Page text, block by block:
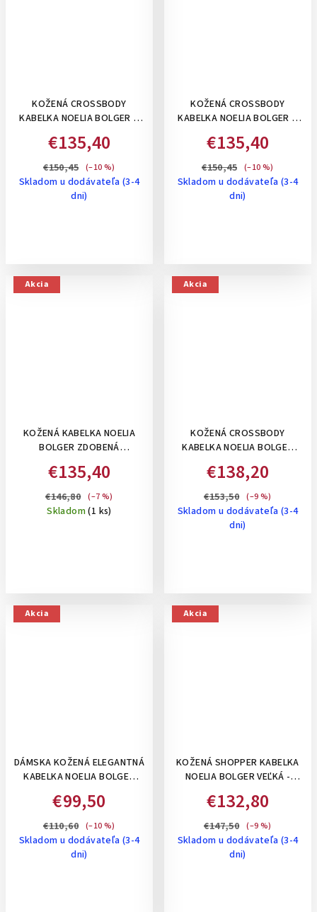
KOŽENÁ CROSSBODY
KABELKA NOELIA BOLGER S
PERFOROVANÝM VZOROM-
HORČICOVO ŽLTÁ
€135,40
€150,45 (–10 %)
Skladom u dodávateľa (3-4
dni)
KOŽENÁ CROSSBODY
KABELKA NOELIA BOLGER S
PERFOROVANÝM VZOROM-
TMAVO HNEDÁ
€135,40
€150,45 (–10 %)
Skladom u dodávateľa (3-4
dni)
Akcia
KOŽENÁ KABELKA NOELIA
BOLGER ZDOBENÁ
STREDNÁ S 2 RAMIENKAMI -
ČIERNA
€135,40
€146,80 (–7 %)
Skladom(1 ks)
Akcia
KOŽENÁ CROSSBODY
KABELKA NOELIA BOLGER
PREPLETANÝMI PRUHMY-
ČERVENÁ
€138,20
€153,50 (–9 %)
Skladom u dodávateľa (3-4
dni)
Akcia
DÁMSKA KOŽENÁ ELEGANTNÁ
KABELKA NOELIA BOLGER
ODNÍMATEĽNÝM DLHÝM
RAMIENKOM - BEŽOVÁ
€99,50
€110,60 (–10 %)
Skladom u dodávateľa (3-4
dni)
Akcia
KOŽENÁ SHOPPER KABELKA
NOELIA BOLGER VEĽKÁ -
€132,80
€147,50 (–9 %)
Skladom u dodávateľa (3-4
dni)